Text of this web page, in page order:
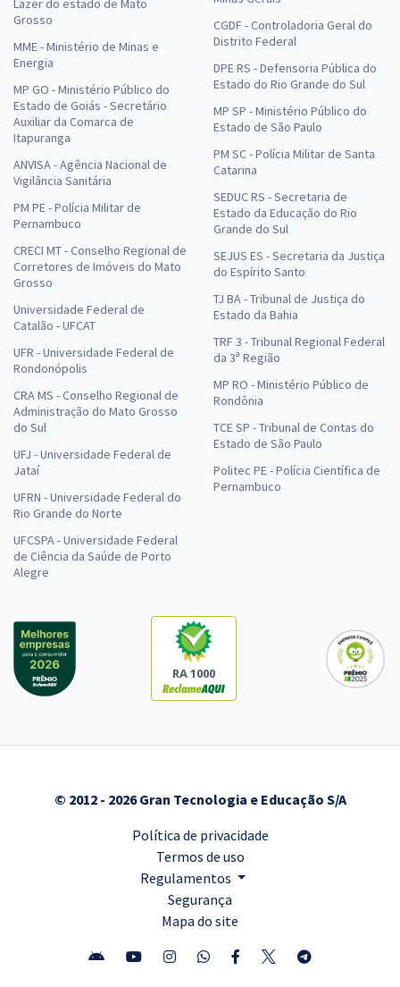
Lazer do estado de Mato
Grosso
MME - Ministério de Minas e
Energia
MP GO - Ministério Público do
Estado de Goiás - Secretário
Auxiliar da Comarca de
Itapuranga
ANVISA - Agência Nacional de
Vigilância Sanitária
PM PE - Polícia Militar de
Pernambuco
CRECI MT - Conselho Regional de
Corretores de Imóveis do Mato
Grosso
Universidade Federal de
Catalão - UFCAT
UFR - Universidade Federal de
Rondonópolis
CRA MS - Conselho Regional de
Administração do Mato Grosso
do Sul
UFJ - Universidade Federal de
Jataí
UFRN - Universidade Federal do
Rio Grande do Norte
UFCSPA - Universidade Federal
de Ciência da Saúde de Porto
Alegre
CGDF - Controladoria Geral do
Distrito Federal
DPE RS - Defensoria Pública do
Estado do Rio Grande do Sul
MP SP - Ministério Público do
Estado de São Paulo
PM SC - Polícia Militar de Santa
Catarina
SEDUC RS - Secretaria de
Estado da Educação do Rio
Grande do Sul
SEJUS ES - Secretaria da Justiça
do Espírito Santo
TJ BA - Tribunal de Justiça do
Estado da Bahia
TRF 3 - Tribunal Regional Federal
da 3ª Região
MP RO - Ministério Público de
Rondônia
TCE SP - Tribunal de Contas do
Estado de São Paulo
Politec PE - Polícia Científica de
Pernambuco
RA 1000
© 2012 - 2026 Gran Tecnologia e Educação S/A
Política de privacidade
Termos de uso
Regulamentos
Segurança
Mapa do site